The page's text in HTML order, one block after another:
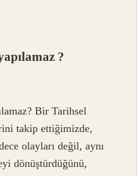
?
Bir Tarihsel
takip ettiğimizde,
olayları değil, aynı
dönüştürdüğünü,